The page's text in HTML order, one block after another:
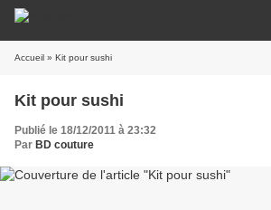
Accueil » Kit pour sushi
Kit pour sushi
Publié le 18/12/2011 à 23:32
Par BD couture